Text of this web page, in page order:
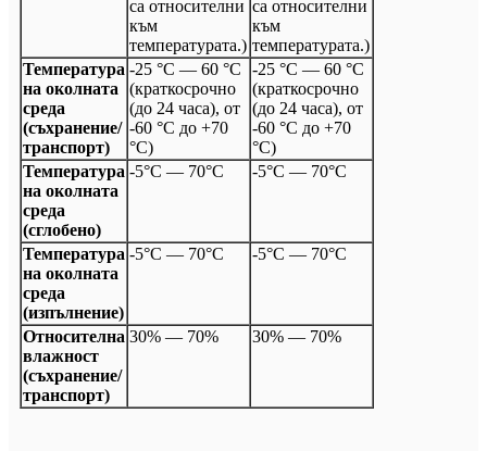
са относителни
към
температурата.)
са относителни
към
температурата.)
Температура
на околната
среда
(съхранение/
транспорт)
-25 °C — 60 °C
(краткосрочно
(до 24 часа), от
-60 °C до +70
°C)
-25 °C — 60 °C
(краткосрочно
(до 24 часа), от
-60 °C до +70
°C)
Температура
на околната
среда
(сглобено)
-5°C — 70°C -5°C — 70°C
Температура
на околната
среда
(изпълнение)
-5°C — 70°C -5°C — 70°C
Относителна
влажност
(съхранение/
транспорт)
30% — 70% 30% — 70%